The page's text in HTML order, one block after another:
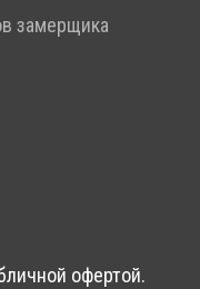
замерщика
офертой.